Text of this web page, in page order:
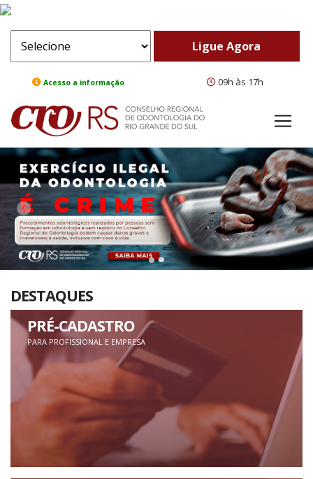
Acesso a informação 09h às 17h
ComeBack
DESTAQUES
PRÉ-CADASTRO
PARA PROFISSIONAL E EMPRESA